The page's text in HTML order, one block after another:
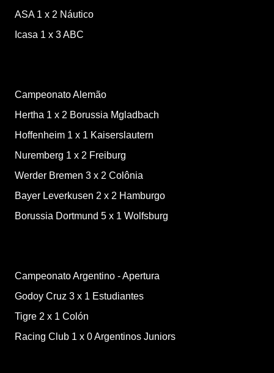
ASA 1 x 2 Náutico
Icasa 1 x 3ABC
Campeonato Alemão
Hertha 1 x 2 Borussia Mgladbach
Hoffenheim 1 x 1 Kaiserslautern
Nuremberg 1 x 2 Freiburg
Werder Bremen 3 x 2 Colônia
Bayer Leverkusen 2 x 2 Hamburgo
Borussia Dortmund 5 x 1 Wolfsburg
Campeonato Argentino - Apertura
Godoy Cruz 3 x 1 Estudiantes
Tigre 2 x 1 Colón
Racing Club 1 x 0Argentinos Juniors